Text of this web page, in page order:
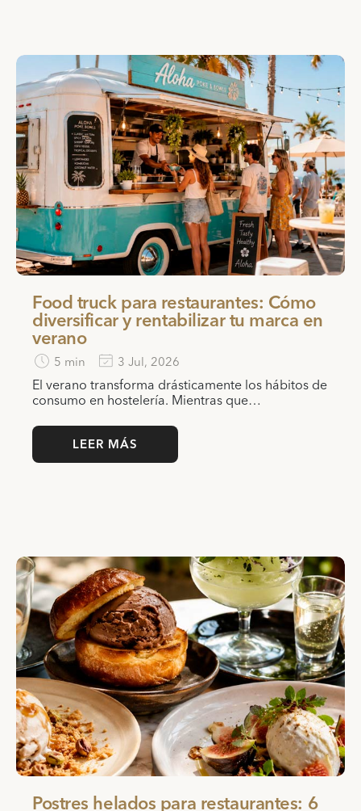
Food truck para restaurantes: Cómo
diversificar y rentabilizar tu marca en
verano
5 min 3 Jul, 2026
El verano transforma drásticamente los hábitos de
consumo en hostelería. Mientras que…
LEER MÁS
Postres helados para restaurantes: 6